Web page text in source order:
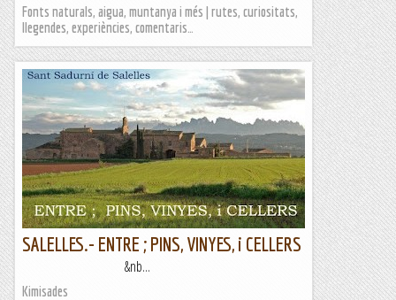
Fonts naturals, aigua, muntanya i més | rutes, curiositats,
llegendes, experiències, comentaris…
SALELLES.- ENTRE ; PINS, VINYES, i CELLERS
&nb...
Kimisades